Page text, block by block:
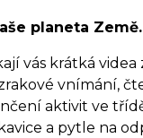
planeta Země.
vás krátká
vnímání,
aktivit ve
a pytle na